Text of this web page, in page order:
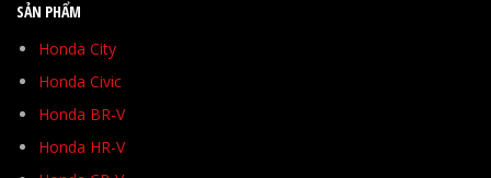
SẢN PHẨM
Honda City
Honda Civic
Honda BR-V
Honda HR-V